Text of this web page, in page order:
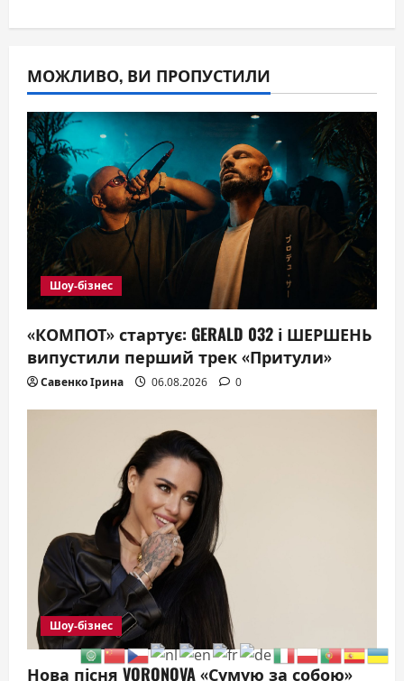
МОЖЛИВО, ВИ ПРОПУСТИЛИ
Шоу-бізнес
«КОМПОТ» стартує: GERALD 032 і ШЕРШЕНЬ
випустили перший трек «Притули»
Савенко Ірина 06.08.2026 0
Шоу-бізнес
Нова пісня VORONOVA «Сумую за собою»